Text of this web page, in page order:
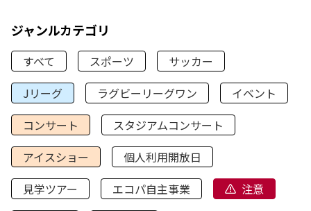
ジャンルカテゴリ
すべて スポーツ
サッカー
Jリーグ
ラグビーリーグワン
イベント
コンサート
スタジアムコンサート
アイスショー
個人利用開放日
見学ツアー
エコパ自主事業
注意